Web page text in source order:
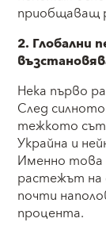
приобщаващ
2. Глобални
Нека първо
След
тежкото
Украйна и
Именно това
растежът на
почти
процента.